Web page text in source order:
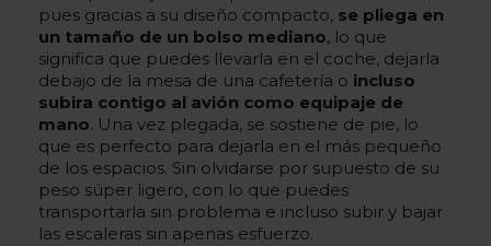
pues gracias a su diseño compacto, se pliega en
un tamaño de un bolso mediano, lo que
significa que puedes llevarla en el coche, dejarla
debajo de la mesa de una cafetería o incluso
subira contigo al avión como equipaje de
mano. Una vez plegada, se sostiene de pie, lo
que es perfecto para dejarla en el más pequeño
de los espacios. Sin olvidarse por supuesto de su
peso súper ligero, con lo que puedes
transportarla sin problema e incluso subir y bajar
las escaleras sin apenas esfuerzo.